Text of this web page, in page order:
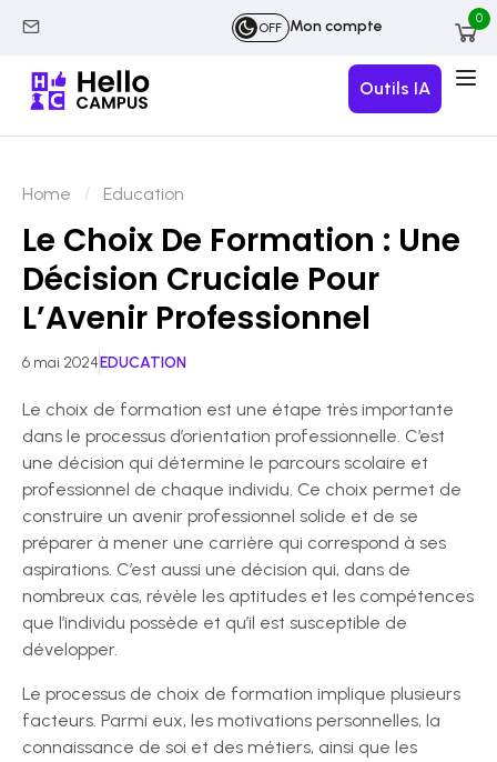
OFF Mon compte 0
Outils IA
Home Education
Le Choix De Formation : Une
Décision Cruciale Pour
L’Avenir Professionnel
6 mai 2024EDUCATION
Le choix de formation est une étape très importante
dans le processus d’orientation professionnelle. C’est
une décision qui détermine le parcours scolaire et
professionnel de chaque individu. Ce choix permet de
construire un avenir professionnel solide et de se
préparer à mener une carrière qui correspond à ses
aspirations. C’est aussi une décision qui, dans de
nombreux cas, révèle les aptitudes et les compétences
que l’individu possède et qu’il est susceptible de
développer.
Le processus de choix de formation implique plusieurs
facteurs. Parmi eux, les motivations personnelles, la
connaissance de soi et des métiers, ainsi que les